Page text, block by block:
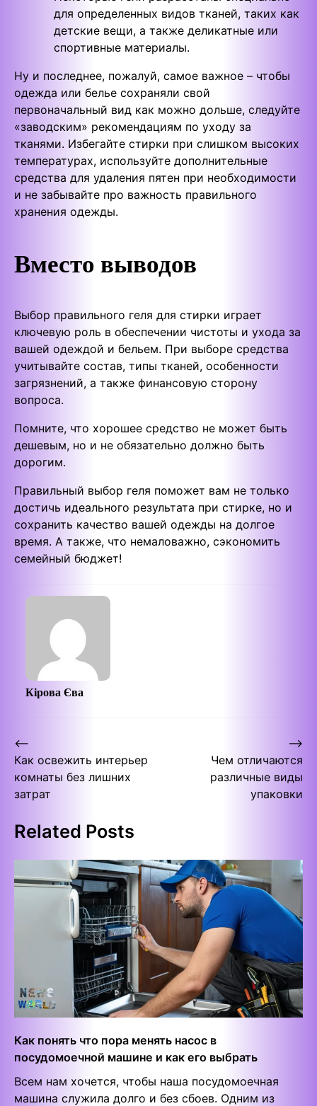
для определенных видов тканей, таких как
детские вещи, а также деликатные или
спортивные материалы.
Ну и последнее, пожалуй, самое важное – чтобы
одежда или белье сохраняли свой
первоначальный вид как можно дольше, следуйте
«заводским» рекомендациям по уходу за
тканями. Избегайте стирки при слишком высоких
температурах, используйте дополнительные
средства для удаления пятен при необходимости
и не забывайте про важность правильного
хранения одежды.
Вместо выводов
Выбор правильного геля для стирки играет
ключевую роль в обеспечении чистоты и ухода за
вашей одеждой и бельем. При выборе средства
учитывайте состав, типы тканей, особенности
загрязнений, а также финансовую сторону
вопроса.
Помните, что хорошее средство не может быть
дешевым, но и не обязательно должно быть
дорогим.
Правильный выбор геля поможет вам не только
достичь идеального результата при стирке, но и
сохранить качество вашей одежды на долгое
время. А также, что немаловажно, сэкономить
семейный бюджет!
Кірова Єва
Post
navigation
⟵
Как освежить интерьер
комнаты без лишних
затрат
Чем отличаются
различные виды
упаковки
⟶
Related Posts
Как понять что пора менять насос в
посудомоечной машине и как его выбрать
Всем нам хочется, чтобы наша посудомоечная
машина служила долго и без сбоев. Одним из